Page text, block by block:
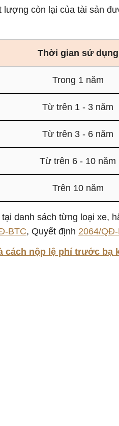
lượng còn lại của tài sản
Thời gian sử dụng
Trong 1 năm
Từ trên 1 - 3 năm
Từ trên 3 - 6 năm
Từ trên 6 - 10 năm
Trên 10 năm
danh sách từng loại xe,
BTC, Quyết định 2064/
cách nộp lệ phí trước bạ